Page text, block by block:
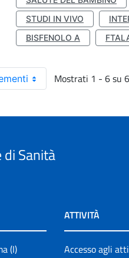
STUDI IN VIVO
BISFENOLO A
Mostrati 1 - 6 su
Sanità
(I)
ATTIVITÀ
Accesso agli atti